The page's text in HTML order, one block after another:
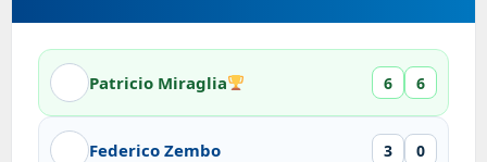
Patricio Miraglia 6 6
Federico Zembo 3 0